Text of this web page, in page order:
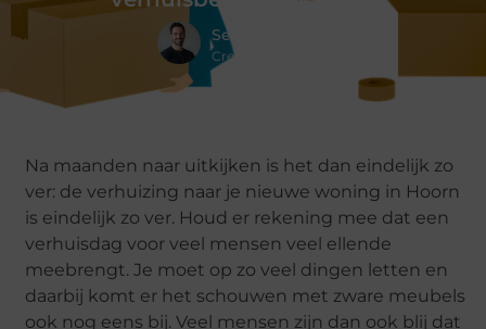
Sem Koenders
Creatief redacteur
Na maanden naar uitkijken is het dan eindelijk zo
ver: de verhuizing naar je nieuwe woning in Hoorn
is eindelijk zo ver. Houd er rekening mee dat een
verhuisdag voor veel mensen veel ellende
meebrengt. Je moet op zo veel dingen letten en
daarbij komt er het schouwen met zware meubels
ook nog eens bij. Veel mensen zijn dan ook blij dat